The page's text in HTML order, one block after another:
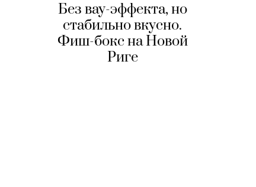
Без вау-эффекта, но
стабильно вкусно.
Фиш-бокс на Новой
Риге